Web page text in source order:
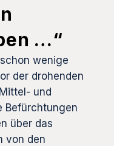
…“
wenige
der drohenden
und
Befürchtungen
über das
von den